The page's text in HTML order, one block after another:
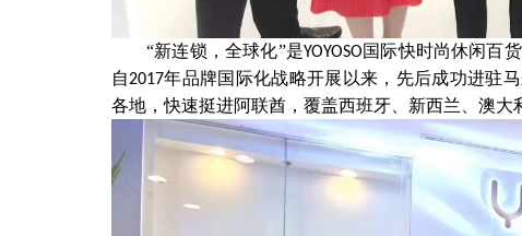
“新连锁，全球化”是YOYOSO国际快时尚休闲百
自2017年品牌国际化战略开展以来，先后成功进驻
各地，快速挺进阿联酋，覆盖西班牙、新西兰、澳大